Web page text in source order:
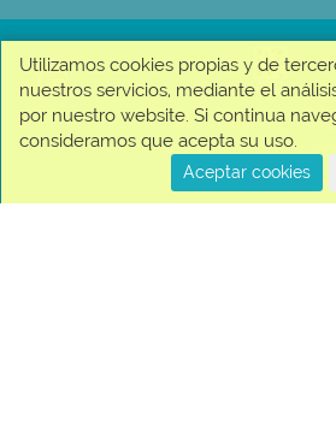
© 2026 Jumbo + | Este programa
por Visa para realizar
| Copyright ©
Utilizamos cookies propias y de
nuestros servicios, mediante el
por nuestro website. Si continua
consideramos que acepta su uso.
Aceptar cookies